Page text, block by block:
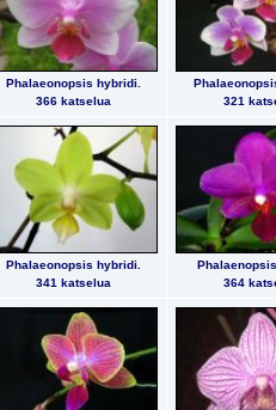
Phalaeonopsis hybridi.
366 katselua
321
Phalaeonopsis hybridi.
341 katselua
364